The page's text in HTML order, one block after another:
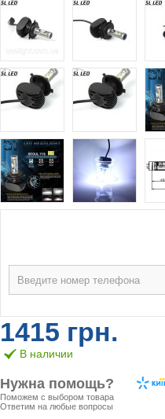
1415 грн.
В наличии
Нужна помощь?
Поможем с выбором товара
Ответим на любые вопросы